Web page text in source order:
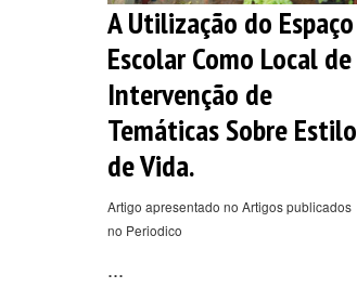
A Utilização do Espaço
Escolar Como Local de
Intervenção de
Temáticas Sobre Estilo
de Vida.
Artigo apresentado no Artigos publicados
no Periodico
...